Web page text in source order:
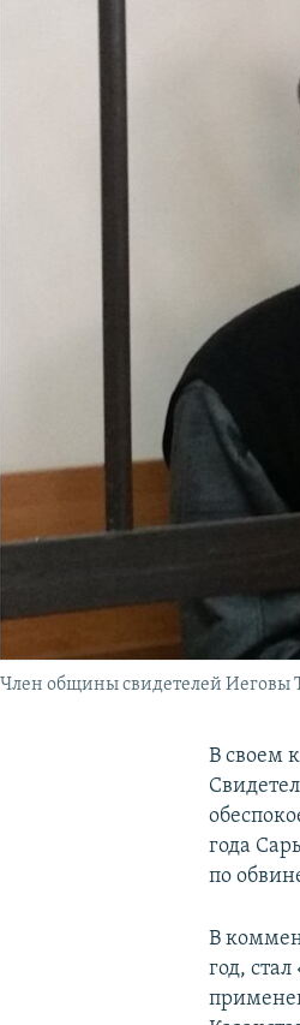
Член общины свидетелей Иеговы
В своем
года
по
В
год,